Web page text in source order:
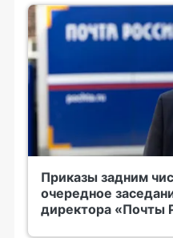
Приказы задним
очередное
директора «Почты